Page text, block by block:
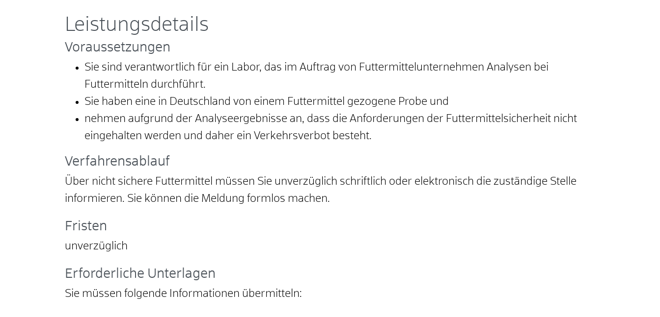
Leistungsdetails
Voraussetzungen
Sie sind verantwortlich für ein Labor, das im Auftrag von Futtermittelunternehmen Analysen bei
Futtermitteln durchführt.
Sie haben eine in Deutschland von einem Futtermittel gezogene Probe und
nehmen aufgrund der Analyseergebnisse an, dass die Anforderungen der Futtermittelsicherheit nicht
eingehalten werden und daher ein Verkehrsverbot besteht.
Verfahrensablauf
Über nicht sichere Futtermittel müssen Sie unverzüglich schriftlich oder elektronisch die zuständige Stelle
informieren. Sie können die Meldung formlos machen.
Fristen
unverzüglich
Erforderliche Unterlagen
Sie müssen folgende Informationen übermitteln: